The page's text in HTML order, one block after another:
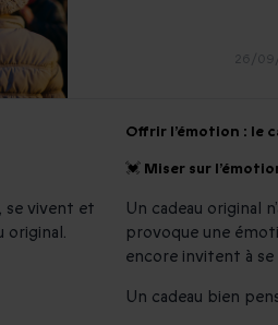
26/
se vivent et
original.
Offrir l’émotion : le
💓 Miser sur
Un cadeau original
provoque une
encore invitent à se
Un cadeau bien